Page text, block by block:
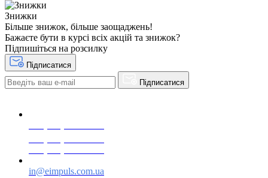
Знижки
Більше знижок, більше заощаджень!
Бажаєте бути в курсі всіх акцій та знижок?
Підпишіться на розсилку
Підписатися
Підписатися
in@eimpuls.com.ua